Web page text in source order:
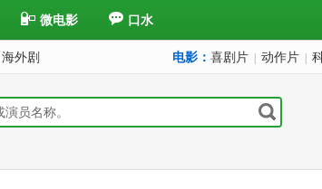
微电影 口水
海外剧 电影： 喜剧片 动作片